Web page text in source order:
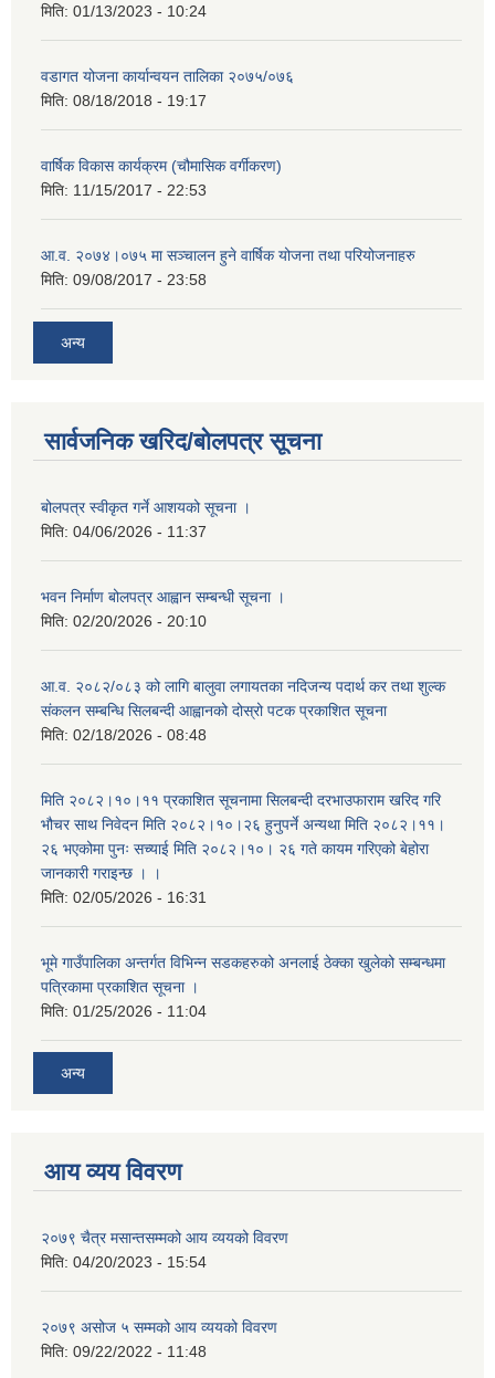
मिति: 01/13/2023 - 10:24
वडागत योजना कार्यान्वयन तालिका २०७५/०७६
मिति: 08/18/2018 - 19:17
वार्षिक विकास कार्यक्रम (चौमासिक वर्गीकरण)
मिति: 11/15/2017 - 22:53
आ.व. २०७४।०७५ मा सञ्चालन हुने वार्षिक योजना तथा परियोजनाहरु
मिति: 09/08/2017 - 23:58
अन्य
सार्वजनिक खरिद/बोलपत्र सूचना
बोलपत्र स्वीकृत गर्ने आशयको सूचना ।
मिति: 04/06/2026 - 11:37
भवन निर्माण बोलपत्र आह्वान सम्बन्धी सूचना ।
मिति: 02/20/2026 - 20:10
आ.व. २०८२/०८३ को लागि बालुवा लगायतका नदिजन्य पदार्थ कर तथा शुल्क
संकलन सम्बन्धि सिलबन्दी आह्वानको दोस्रो पटक प्रकाशित सूचना
मिति: 02/18/2026 - 08:48
मिति २०८२।१०।११ प्रकाशित सूचनामा सिलबन्दी दरभाउफाराम खरिद गरि
भौचर साथ निवेदन मिति २०८२।१०।२६ हुनुपर्ने अन्यथा मिति २०८२।११।
२६ भएकोमा पुनः सच्याई मिति २०८२।१०। २६ गते कायम गरिएको बेहोरा
जानकारी गराइन्छ । ।
मिति: 02/05/2026 - 16:31
भूमे गाउँपालिका अन्तर्गत विभिन्न सडकहरुको अनलाई ठेक्का खुलेको सम्बन्धमा
पत्रिकामा प्रकाशित सूचना ।
मिति: 01/25/2026 - 11:04
अन्य
आय व्यय विवरण
२०७९ चैत्र मसान्तसम्मको आय व्ययको विवरण
मिति: 04/20/2023 - 15:54
२०७९ असोज ५ सम्मको आय व्ययको विवरण
मिति: 09/22/2022 - 11:48